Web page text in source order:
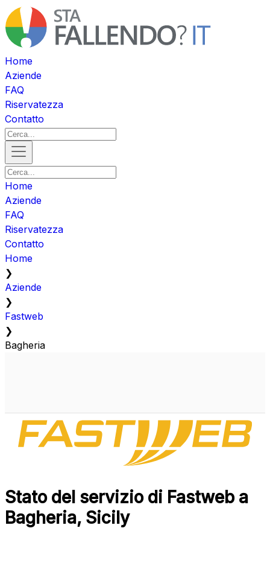
Home
Aziende
FAQ
Riservatezza
Contatto
Home
Aziende
FAQ
Riservatezza
Contatto
Home
❯
Aziende
❯
Fastweb
❯
Bagheria
Stato del servizio di Fastweb a
Bagheria, Sicily